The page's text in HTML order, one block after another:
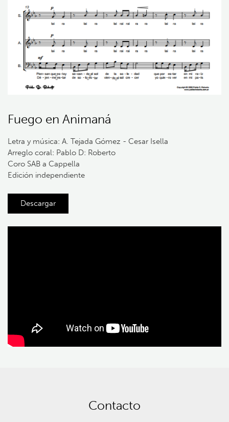
Fuego en Animaná
Letra y música: A. Tejada Gómez - Cesar Isella
Arreglo coral: Pablo D: Roberto
Coro SAB a Cappella
Edición independiente
Descargar
Contacto